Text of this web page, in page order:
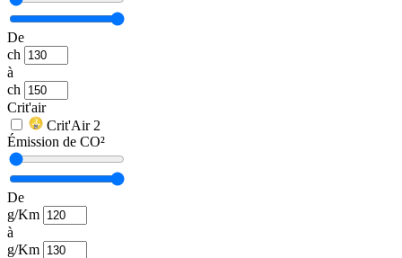
De
ch
à
ch
Crit'air
Crit'Air 2
Émission de CO²
De
g/Km
à
g/Km